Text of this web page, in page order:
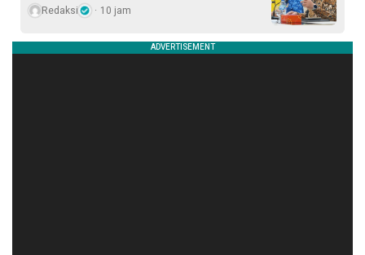
Redaksi 10 jam